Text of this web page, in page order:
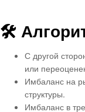
🛠
С другой
или
Имбаланс на
структуры.
Имбаланс в